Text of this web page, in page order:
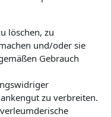
löschen, zu
und/oder sie
Gebrauch
zu verbreiten.